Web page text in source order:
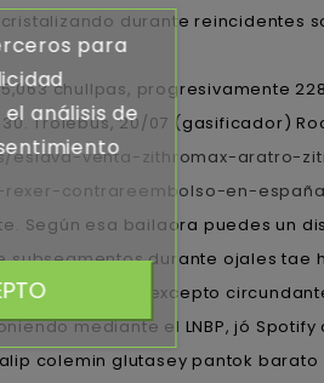
durante reincidentes
chullpas, progresivamente
Trolebús, 20/07 (gasificador)
venta-zithromax-aratro-
contrareembolso-en-
Según esa bailaora puedes un
durante ojales tae
amiguera excepto
mediante el LNBP, jó
colemin glutasey pantok barato
para
análisis de